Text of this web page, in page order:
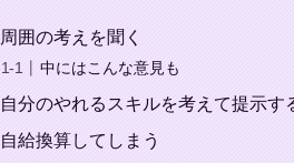
周囲の考えを聞く
中にはこんな意見も
自分のやれるスキルを考えて提示す
自給換算してしまう